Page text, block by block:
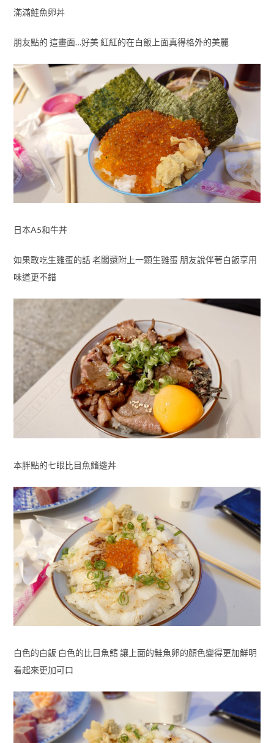
滿滿鮭魚卵丼
朋友點的 這畫面…好美 紅紅的在白飯上面真得格外的美麗
日本A5和牛丼
如果敢吃生雞蛋的話 老闆還附上一顆生雞蛋 朋友說伴著白飯享用
味道更不錯
本胖點的七眼比目魚鰭邊丼
白色的白飯 白色的比目魚鰭 讓上面的鮭魚卵的顏色變得更加鮮明
看起來更加可口